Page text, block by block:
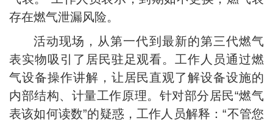
存在燃气泄漏风险。
活动现场，从第一代到最新的第三代燃气
表实物吸引了居民驻足观看。工作人员通过燃
气设备操作讲解，让居民直观了解设备设施的
内部结构、计量工作原理。针对部分居民“燃气
表该如何读数”的疑惑，工作人员解释：“不管您